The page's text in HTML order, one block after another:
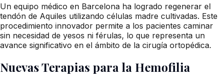
Un equipo médico en Barcelona ha logrado regenerar el
tendón de Aquiles utilizando células madre cultivadas. Este
procedimiento innovador permite a los pacientes caminar
sin necesidad de yesos ni férulas, lo que representa un
avance significativo en el ámbito de la cirugía ortopédica.
Nuevas Terapias para la Hemofilia